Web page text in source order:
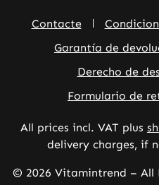
Contacte
Garantía de
Derecho de
Formulario de
All prices incl. VAT plus
delivery charges, if
© 2026 Vitamintrend – All